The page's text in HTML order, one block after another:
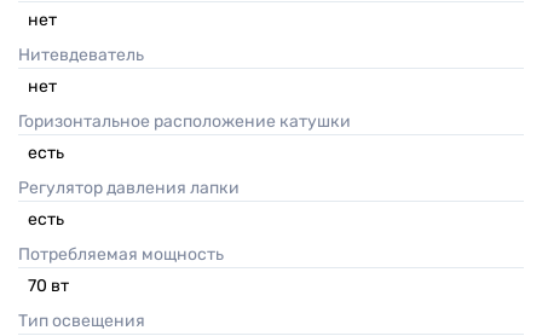
нет
Нитевдеватель
нет
Горизонтальное расположение катушки
есть
Регулятор давления лапки
есть
Потребляемая мощность
70 вт
Тип освещения